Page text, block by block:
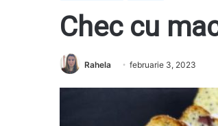
Chec cu
Rahela februarie 3, 2023